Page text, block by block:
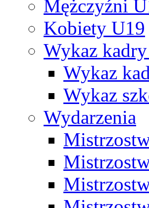
Mężczyźni
Kobiety U19
Wykaz
Wykaz
Wykaz
Wydarzenia